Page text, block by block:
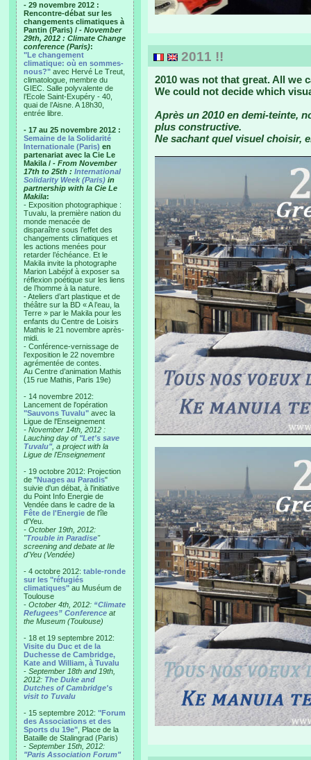
- 29 novembre 2012 :
Rencontre-débat sur les
changements climatiques à
Pantin (Paris) / - November
29th, 2012 : Climate Change
conference (Paris):
"Le changement
climatique: où en sommes-
nous?" avec Hervé Le Treut,
climatologue, membre du
GIEC. Salle polyvalente de
l’Ecole Saint-Exupéry - 40,
quai de l’Aisne. A 18h30,
entrée libre.
- 17 au 25 novembre 2012 :
Semaine de la Solidarité
Internationale (Paris) en
partenariat avec la Cie Le
Makila / - From November
17th to 25th : International
Solidarity Week (Paris) in
partnership with la Cie Le
Makila:
- Exposition photographique :
Tuvalu, la première nation du
monde menacée de
disparaître sous l’effet des
changements climatiques et
les actions menées pour
retarder l’échéance. Et le
Makila invite la photographe
Marion Labéjof à exposer sa
réflexion poétique sur les liens
de l’homme à la nature.
- Ateliers d’art plastique et de
théâtre sur la BD « A l’eau, la
Terre » par le Makila pour les
enfants du Centre de Loisirs
Mathis le 21 novembre après-
midi.
- Conférence-vernissage de
l’exposition le 22 novembre
agrémentée de contes.
Au Centre d’animation Mathis
(15 rue Mathis, Paris 19e)
- 14 novembre 2012:
Lancement de l'opération
"Sauvons Tuvalu" avec la
Ligue de l'Enseignement
- November 14th, 2012 :
Lauching day of "Let's save
Tuvalu", a project with la
Ligue de l'Enseignement
- 19 octobre 2012: Projection
de "Nuages au Paradis"
suivie d'un débat, à l'initiative
du Point Info Energie de
Vendée dans le cadre de la
Fête de l'Energie de l'île
d'Yeu.
- October 19th, 2012:
"Trouble in Paradise"
screening and debate at Ile
d'Yeu (Vendée)
- 4 octobre 2012: table-ronde
sur les "réfugiés
climatiques" au Muséum de
Toulouse
- October 4th, 2012: “Climate
Refugees” Conference at
the Museum (Toulouse)
- 18 et 19 septembre 2012:
Visite du Duc et de la
Duchesse de Cambridge,
Kate and William, à Tuvalu
- September 18th and 19th,
2012: The Duke and
Dutches of Cambridge's
visit to Tuvalu
- 15 septembre 2012: "Forum
des Associations et des
Sports du 19e" , Place de la
Bataille de Stalingrad (Paris)
- September 15th, 2012:
"Paris Association Forum"
2011 !!
2010 was not that great. All we
We could not decide which
Après un 2010 en demi-teinte,
plus constructive.
Ne sachant quel visuel choisir,